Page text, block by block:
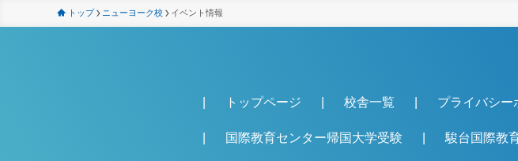
トップ ニューヨーク校 イベント情報
トップページ 校舎一覧 プライバシー
国際教育センター帰国大学受験 駿台国際教